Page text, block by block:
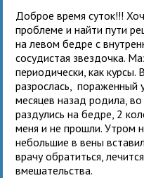
Доброе время суток!!!
проблеме и найти пути
на левом бедре с
сосудистая звездочка.
периодически, как курсы.
разрослась, пораженный
месяцев назад родила,
раздулись на бедре, 2
меня и не прошли. Утром
небольшие в вены
врачу обратиться,
вмешательства.